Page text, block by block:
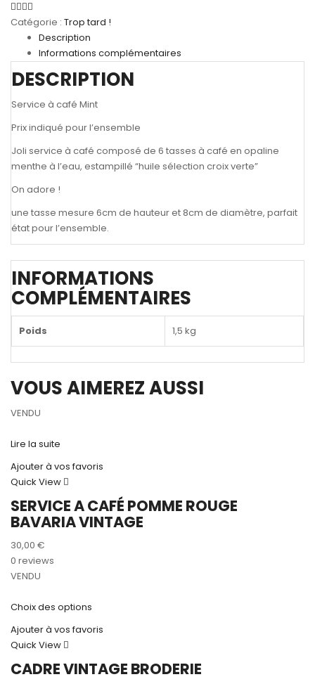
Catégorie : Trop tard !
Description
Informations complémentaires
DESCRIPTION
Service à café Mint
Prix indiqué pour l’ensemble
Joli service à café composé de 6 tasses à café en opaline
menthe à l’eau, estampillé “huile sélection croix verte”
On adore !
une tasse mesure 6cm de hauteur et 8cm de diamètre, parfait
état pour l’ensemble.
INFORMATIONS
COMPLÉMENTAIRES
Poids 1,5 kg
VOUS AIMEREZ AUSSI
VENDU
Lire la suite
Ajouter à vos favoris
Quick View
SERVICE A CAFÉ POMME ROUGE
BAVARIA VINTAGE
30,00 €
0 reviews
VENDU
Choix des options
Ajouter à vos favoris
Quick View
CADRE VINTAGE BRODERIE